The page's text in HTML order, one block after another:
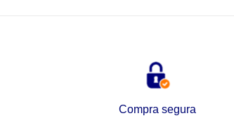
Dirección de email
Compra segura